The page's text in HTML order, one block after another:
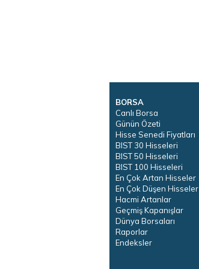
BORSA
Canlı Borsa
Günün Özeti
Hisse Senedi Fiyatları
BIST 30 Hisseleri
BIST 50 Hisseleri
BIST 100 Hisseleri
En Çok Artan Hisseler
En Çok Düşen Hisseler
Hacmi Artanlar
Geçmiş Kapanışlar
Dünya Borsaları
Raporlar
Endeksler